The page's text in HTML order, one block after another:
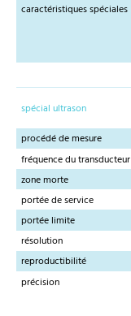
caractéristiques spéciales
spécial ultrason
procédé de mesure
fréquence du transducteur
zone morte
portée de service
portée limite
résolution
reproductibilité
précision